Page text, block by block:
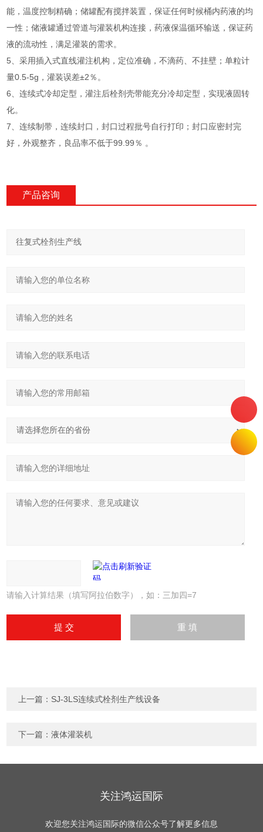
能，温度控制精确；储罐配有搅拌装置，保证任何时候桶内药液的均
一性；储液罐通过管道与灌装机构连接，药液保温循环输送，保证药
液的流动性，满足灌装的需求。
5、采用插入式直线灌注机构，定位准确，不滴药、不挂壁；单粒计
量0.5-5g，灌装误差±2％。
6、连续式冷却定型，灌注后栓剂壳带能充分冷却定型，实现液固转
化。
7、连续制带，连续封口，封口过程批号自行打印；封口应密封完
好，外观整齐，良品率不低于99.99％ 。
产品咨询
请输入计算结果（填写阿拉伯数字），如：三加四=7
上一篇： SJ-3LS连续式栓剂生产线设备
下一篇：液体灌装机
关注鸿运国际
欢迎您关注鸿运国际的微信公众号了解更多信息